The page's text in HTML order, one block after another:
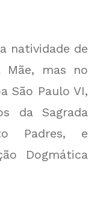
natividade de
Mãe, mas no
São Paulo VI,
da Sagrada
Padres, e
Dogmática